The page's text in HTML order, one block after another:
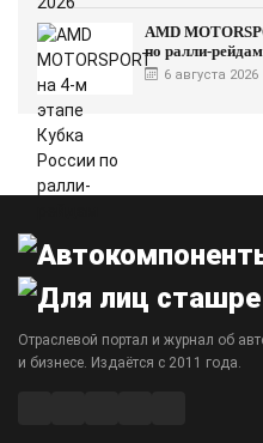
AMD
по ралли-рейдам
6 августа 2026
Отраслевой портал и журнал об
и бизнесе. Издаётся с 2011 года.